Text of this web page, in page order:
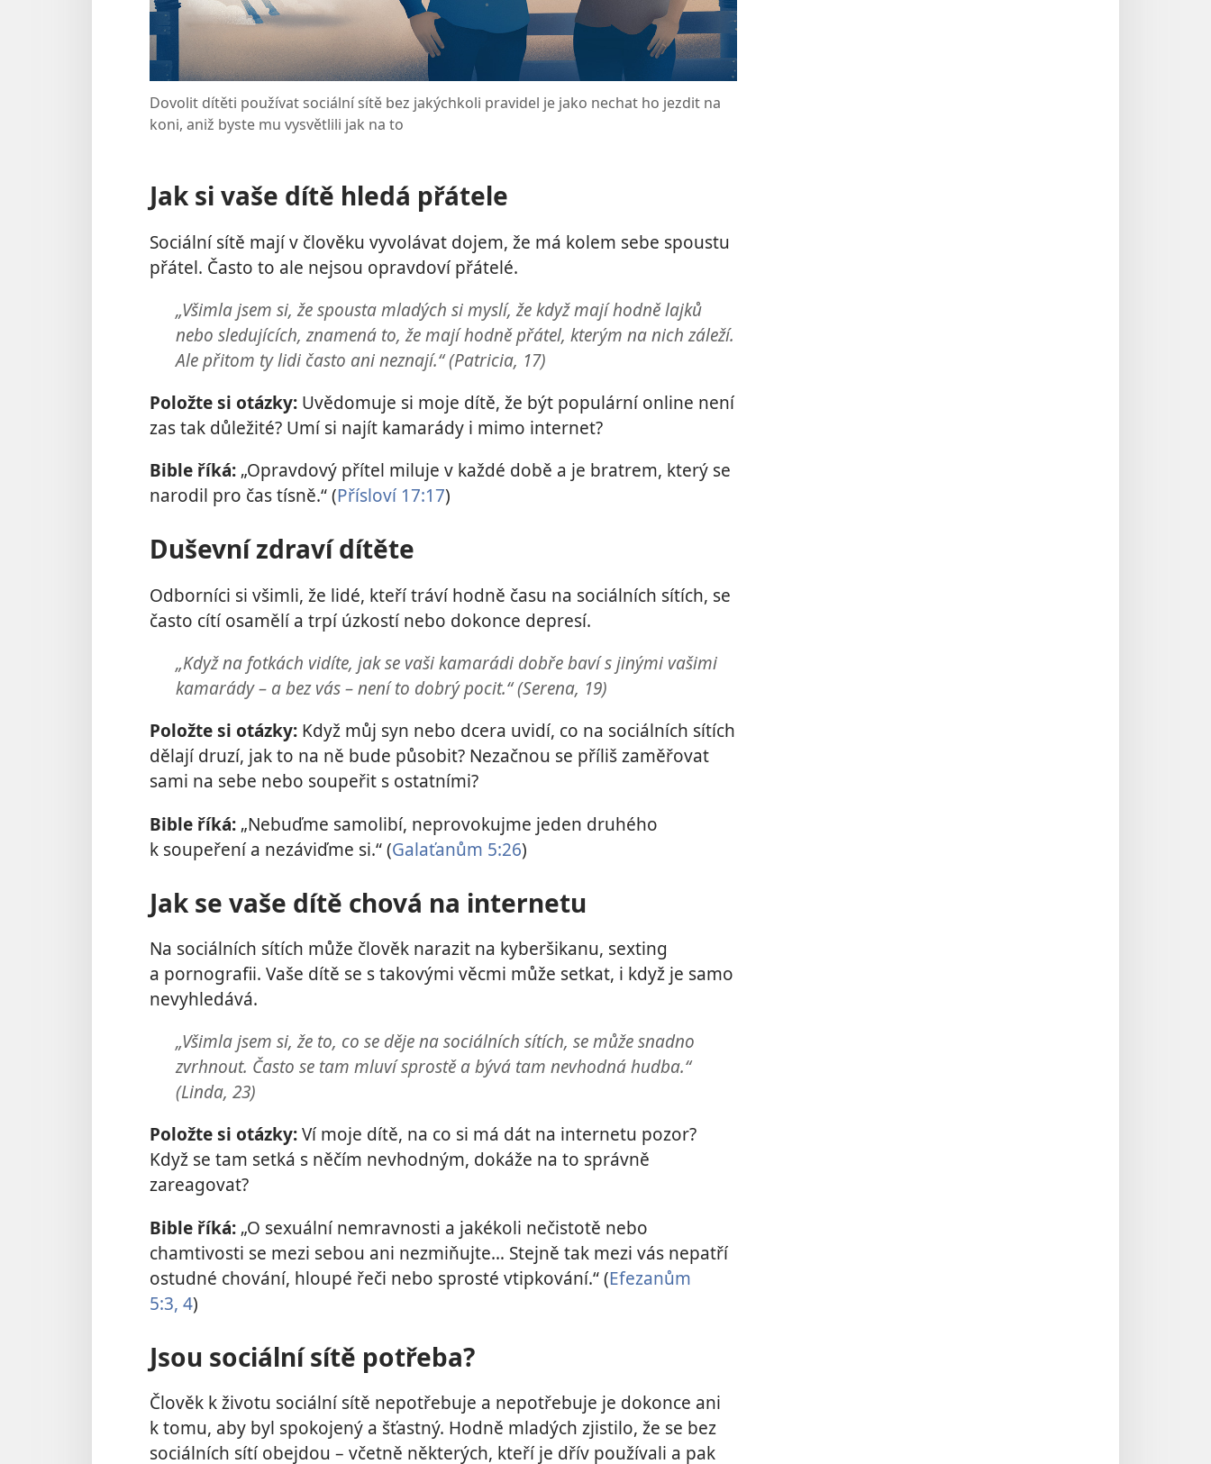
Dovolit dítěti používat sociální sítě bez jakýchkoli pravidel je jako nechat ho jezdit na
koni, aniž byste mu vysvětlili jak na to
Jak si vaše dítě hledá přátele
Sociální sítě mají v člověku vyvolávat dojem, že má kolem sebe spoustu
přátel. Často to ale nejsou opravdoví přátelé.
„Všimla jsem si, že spousta mladých si myslí, že když mají hodně lajků
nebo sledujících, znamená to, že mají hodně přátel, kterým na nich záleží.
Ale přitom ty lidi často ani neznají.“ (Patricia, 17)
Položte si otázky: Uvědomuje si moje dítě, že být populární online není
zas tak důležité? Umí si najít kamarády i mimo internet?
Bible říká: „Opravdový přítel miluje v každé době a je bratrem, který se
narodil pro čas tísně.“ (Přísloví 17:17)
Duševní zdraví dítěte
Odborníci si všimli, že lidé, kteří tráví hodně času na sociálních sítích, se
často cítí osamělí a trpí úzkostí nebo dokonce depresí.
„Když na fotkách vidíte, jak se vaši kamarádi dobře baví s jinými vašimi
kamarády – a bez vás – není to dobrý pocit.“ (Serena, 19)
Položte si otázky: Když můj syn nebo dcera uvidí, co na sociálních sítích
dělají druzí, jak to na ně bude působit? Nezačnou se příliš zaměřovat
sami na sebe nebo soupeřit s ostatními?
Bible říká: „Nebuďme samolibí, neprovokujme jeden druhého
k soupeření a nezáviďme si.“ (Galaťanům 5:26)
Jak se vaše dítě chová na internetu
Na sociálních sítích může člověk narazit na kyberšikanu, sexting
a pornografii. Vaše dítě se s takovými věcmi může setkat, i když je samo
nevyhledává.
„Všimla jsem si, že to, co se děje na sociálních sítích, se může snadno
zvrhnout. Často se tam mluví sprostě a bývá tam nevhodná hudba.“
(Linda, 23)
Položte si otázky:Ví moje dítě, na co si má dát na internetu pozor?
Když se tam setká s něčím nevhodným, dokáže na to správně
zareagovat?
Bible říká: „O sexuální nemravnosti a jakékoli nečistotě nebo
chamtivosti se mezi sebou ani nezmiňujte… Stejně tak mezi vás nepatří
ostudné chování, hloupé řeči nebo sprosté vtipkování.“ (Efezanům
5:3, 4)
Jsou sociální sítě potřeba?
Člověk k životu sociální sítě nepotřebuje a nepotřebuje je dokonce ani
k tomu, aby byl spokojený a šťastný. Hodně mladých zjistilo, že se bez
sociálních sítí obejdou – včetně některých, kteří je dřív používali a pak